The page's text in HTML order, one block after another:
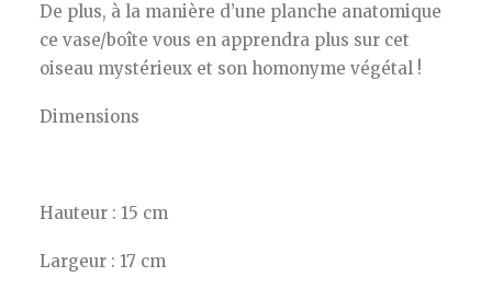
De plus, à la manière d’une planche anatomique
ce vase/boîte vous en apprendra plus sur cet
oiseau mystérieux et son homonyme végétal !
Dimensions
Hauteur : 15 cm
Largeur : 17 cm